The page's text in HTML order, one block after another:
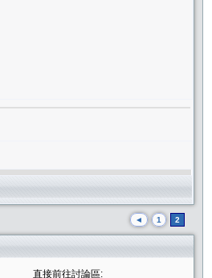
◄ 1 2
直接前往討論區: